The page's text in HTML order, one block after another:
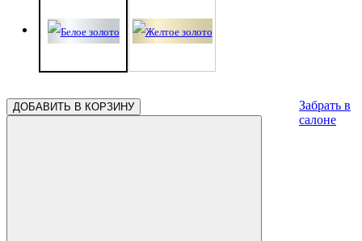
ДОБАВИТЬ В КОРЗИНУ
Забрать в
салоне